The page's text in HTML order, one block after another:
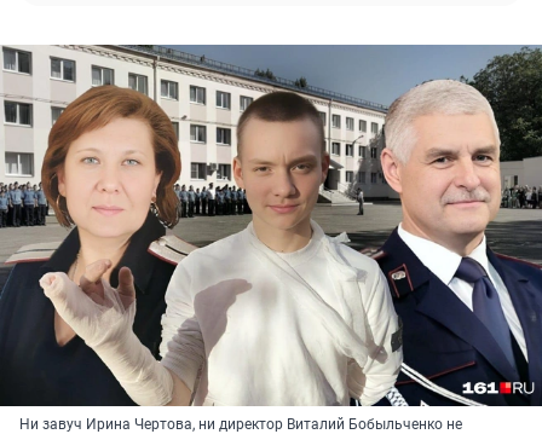
Ни завуч Ирина Чертова, ни директор Виталий Бобыльченко не